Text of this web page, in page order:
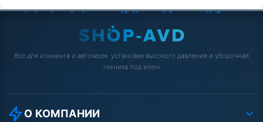
Всё для клининга и автомоек: установки высокого давления и уборочная
техника под ключ.
О КОМПАНИИ